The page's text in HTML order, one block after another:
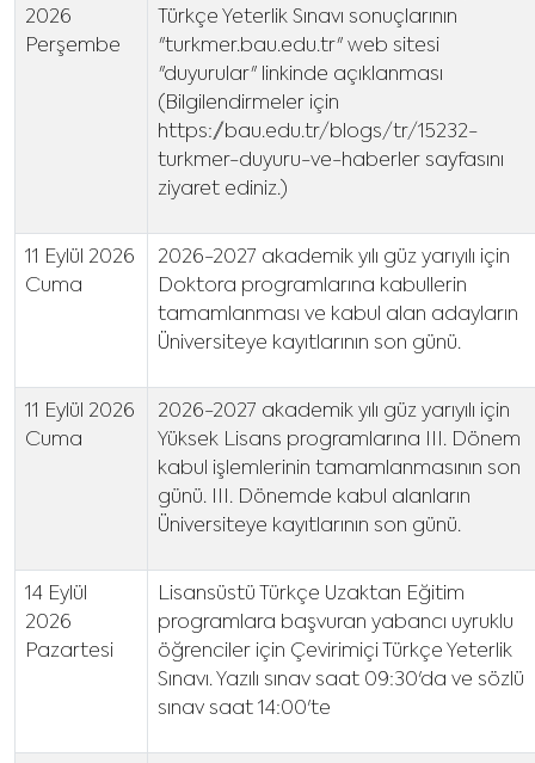
2026
Perşembe
Türkçe Yeterlik Sınavı sonuçlarının
"turkmer.bau.edu.tr" web sitesi
"duyurular" linkinde açıklanması
(Bilgilendirmeler için
https://bau.edu.tr/blogs/tr/15232-
turkmer-duyuru-ve-haberler sayfasını
ziyaret ediniz.)
11 Eylül 2026
Cuma
2026-2027 akademik yılı güz yarıyılı için
Doktora programlarına kabullerin
tamamlanması ve kabul alan adayların
Üniversiteye kayıtlarının son günü.
11 Eylül 2026
Cuma
2026-2027 akademik yılı güz yarıyılı için
Yüksek Lisans programlarına III. Dönem
kabul işlemlerinin tamamlanmasının son
günü. III. Dönemde kabul alanların
Üniversiteye kayıtlarının son günü.
14 Eylül
2026
Pazartesi
Lisansüstü Türkçe Uzaktan Eğitim
programlara başvuran yabancı uyruklu
öğrenciler için Çevirimiçi Türkçe Yeterlik
Sınavı. Yazılı sınav saat 09:30'da ve sözlü
sınav saat 14:00'te